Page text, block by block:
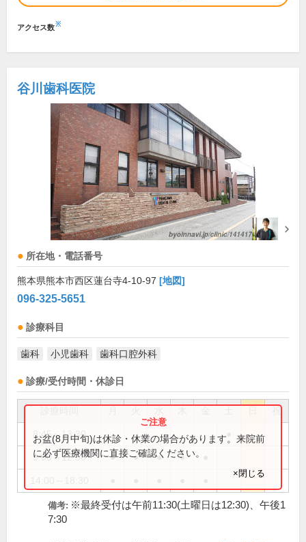
アクセス数※
谷川歯科医院
所在地・電話番号
熊本県熊本市西区蓮台寺4-10-97 [地図]
096-325-5651
診療科目
歯科 小児歯科 歯科口腔外科
診療/受付時間・休診日
祝
8:45～13:30
9:00～12:30 ● ● ● ●
お盆(8月中旬)は休診・休業の場合があります。来院前
に必ず医療機関に直接ご確認ください。
×閉じる
備考: ※最終受付は午前11:30(土曜日は12:30)、午後1
7:30